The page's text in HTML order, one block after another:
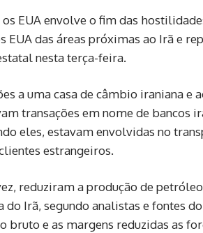
EUA envolve o fim das
EUA das áreas próximas ao Irã e
nesta terça-feira.
a uma casa de câmbio iraniana e
transações em nome de bancos
eles, estavam ‌envolvidas no
estrangeiros.
reduziram a produção de
Irã, segundo analistas e fontes
e as margens reduzidas as